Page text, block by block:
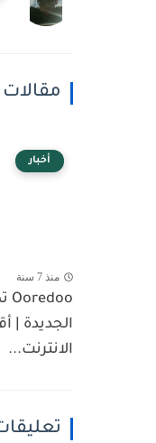
أخبار
منذ 7 سنة
الجديدة
الانترنت...